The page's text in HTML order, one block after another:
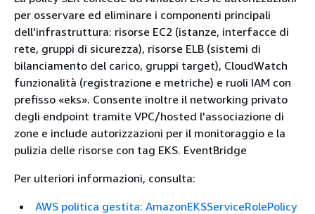
per osservare ed eliminare i componenti principali
dell'infrastruttura: risorse EC2 (istanze, interfacce di
rete, gruppi di sicurezza), risorse ELB (sistemi di
bilanciamento del carico, gruppi target), CloudWatch
funzionalità (registrazione e metriche) e ruoli IAM con
prefisso «eks». Consente inoltre il networking privato
degli endpoint tramite VPC/hosted l'associazione di
zone e include autorizzazioni per il monitoraggio e la
pulizia delle risorse con tag EKS. EventBridge
Per ulteriori informazioni, consulta:
AWS politica gestita: AmazonEKSServiceRolePolicy